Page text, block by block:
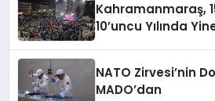
Kahramanmaraş,
10’uncu Yılında
NATO Zirvesi’nin
MADO’dan